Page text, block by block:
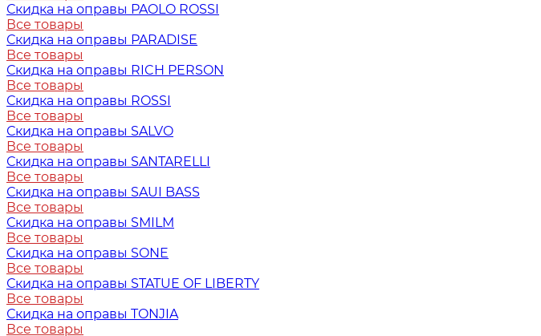
Скидка на оправы PAOLO ROSSI
Все товары
Скидка на оправы PARADISE
Все товары
Скидка на оправы RICH PERSON
Все товары
Скидка на оправы ROSSI
Все товары
Скидка на оправы SALVO
Все товары
Скидка на оправы SANTARELLI
Все товары
Скидка на оправы SAUI BASS
Все товары
Скидка на оправы SMILM
Все товары
Скидка на оправы SONE
Все товары
Скидка на оправы STATUE OF LIBERTY
Все товары
Скидка на оправы TONJIA
Все товары